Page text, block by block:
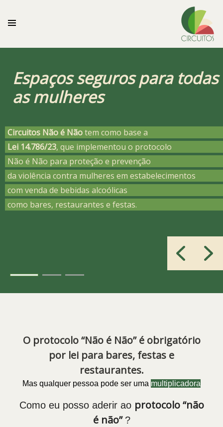
Espaços seguros para todas
as mulheres
Circuitos Não é Nãotem como base a
Lei 14.786/23, que implementou o protocolo
Não é Não para proteção e prevenção
da violência contra mulheres em estabelecimentos
com venda de bebidas alcoólicas
como bares, restaurantes e festas.
O protocolo “Não é Não” é obrigatório
por lei para bares, festas e
restaurantes.
Mas qualquer pessoa pode ser uma multiplicadora
Como eu posso aderir ao protocolo “não
é não” ?